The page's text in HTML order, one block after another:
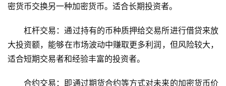
密货币交换另一种加密货币。适合长期投资者。
杠杆交易：通过持有的币种质押给交易所进行借贷来放
大投资额，能够在市场波动中赚取更多利润，但风险较大，
适合短期交易者和经验丰富的投资者。
合约交易： 即通过期货合约等方式对未来的加密货币价